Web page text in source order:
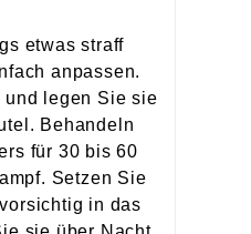
etwas straff
anpassen.
legen Sie sie
Behandeln
für 30 bis 60
Setzen Sie
in das